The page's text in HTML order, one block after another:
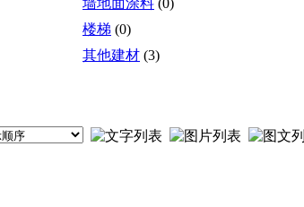
墙地面涂料 (0)
楼梯 (0)
其他建材 (3)